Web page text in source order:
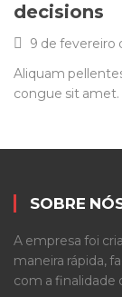
decisions
9 de fevereiro
Aliquam
congue sit
SOBRE
A empresa foi
maneira rápida,
com a finalidade